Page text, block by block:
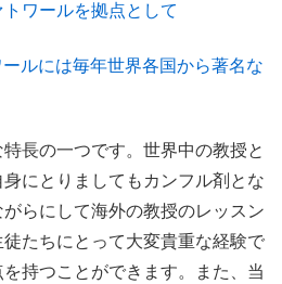
トワールを拠点として
ルには毎年世界各国から著名な
特長の一つです。世界中の教授と
にとりましてもカンフル剤とな
らにして海外の教授のレッスン
たちにとって大変貴重な経験で
持つことができます。また、当